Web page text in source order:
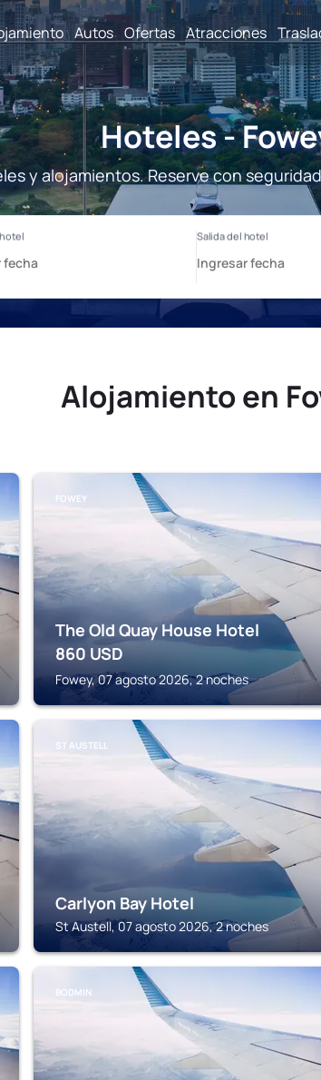
Autos Ofertas Atracciones
Hoteles -
y alojamientos. Reserve con
Alojamiento en
FOWEY
The Old Quay House Hotel
860 USD
Fowey, 07 agosto 2026, 2 noches
ST AUSTELL
Carlyon Bay Hotel
St Austell, 07 agosto 2026, 2 noches
BODMIN